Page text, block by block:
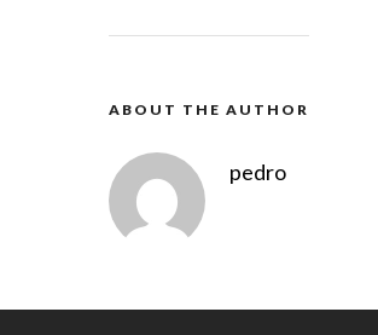
ABOUT THE AUTHOR
pedro